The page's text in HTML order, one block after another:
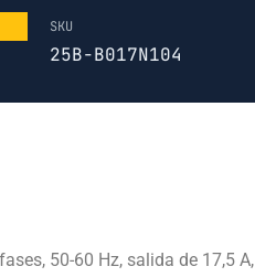
SKU
25B-B017N104
50-60 Hz, salida de 17,5 A,